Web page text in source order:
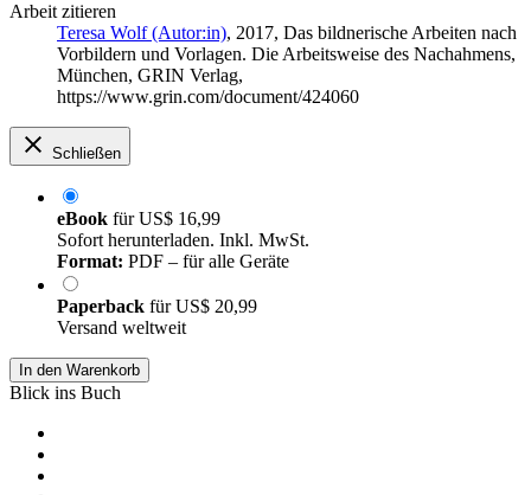
Arbeit zitieren
Teresa Wolf (Autor:in), 2017, Das bildnerische Arbeiten nach
Vorbildern und Vorlagen. Die Arbeitsweise des Nachahmens,
München, GRIN Verlag,
https://www.grin.com/document/424060
Schließen
eBook fürUS$ 16,99
Sofort herunterladen. Inkl. MwSt.
Format: PDF – für alle Geräte
Paperback fürUS$ 20,99
Versand weltweit
In den Warenkorb
Blick ins Buch